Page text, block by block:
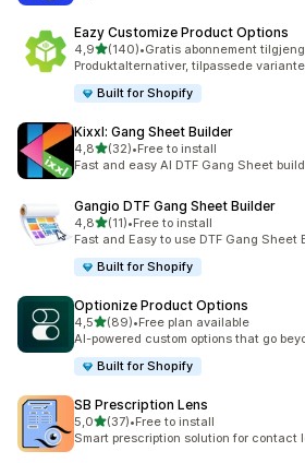
Eazy Customize Product Options
4,9av 5 stjerner
(140)
Totalt 140 omtaler
•Gratis abonnement
Produktalternativer, tilpassede
Built for Shopify
Kixxl: Gang Sheet Builder
4,8av 5 stjerner
(32)
Totalt 32 omtaler
•Free to install
Fast and easy AI DTF Gang Sheet
Gangio DTF Gang Sheet Builder
4,8av 5 stjerner
(11)
Totalt 11 omtaler
•Free to install
Fast and Easy to use DTF Gang Sheet
Built for Shopify
Optionize Product Options
4,5av 5 stjerner
(89)
Totalt 89 omtaler
•Free plan available
AI-powered custom options that go
Built for Shopify
SB Prescription Lens
5,0av 5 stjerner
(37)
Totalt 37 omtaler
•Free to install
Smart prescription solution for contact